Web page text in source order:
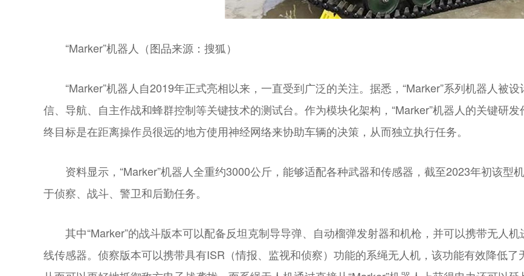
“Marker”机器人（图品来源：搜狐）
“Marker”机器人自2019年正式亮相以来，一直受到广泛的关注。据悉，“Marker”系列机器人被
信、导航、自主作战和蜂群控制等关键技术的测试台。作为模块化架构，“Marker”机器人的关键研
终目标是在距离操作员很远的地方使用神经网络来协助车辆的决策，从而独立执行任务。
资料显示，“Marker”机器人全重约3000公斤，能够适配各种武器和传感器，截至2023年初该型
于侦察、战斗、警卫和后勤任务。
其中“Marker”的战斗版本可以配备反坦克制导导弹、自动榴弹发射器和机枪，并可以携带无人
线传感器。侦察版本可以携带具有ISR（情报、监视和侦察）功能的系绳无人机，该功能有效降低